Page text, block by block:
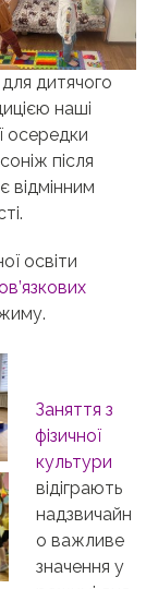
дитячого
наші
осередки
після
відмінним
освіти
Заняття з
фізичної
культури
відіграють
надзвичайн
о важливе
значення у